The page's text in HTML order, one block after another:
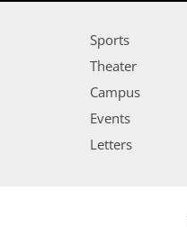
Sports
Theater
Campus
Events
Letters